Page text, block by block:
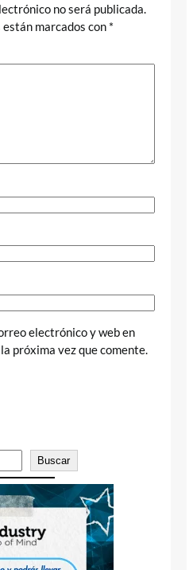
no será publicada.
marcados con *
electrónico y web en
próxima vez que comente.
Buscar